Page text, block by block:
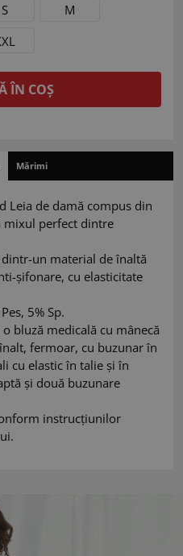
S
M
ÎN COȘ
Mărimi
Leia de damă compus din
mixul perfect dintre
un material de înaltă
șifonare, cu elasticitate
5% Sp.
bluză medicală cu mânecă
fermoar, cu buzunar în
cu elastic în talie și în
și două buzunare
instrucțiunilor